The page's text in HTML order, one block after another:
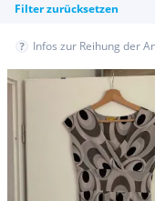
Filter zurücksetzen
Infos zur Reihung der